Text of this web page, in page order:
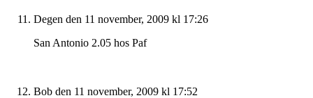
Degen den 11 november, 2009 kl 17:26
San Antonio 2.05 hos Paf
Bob den 11 november, 2009 kl 17:52